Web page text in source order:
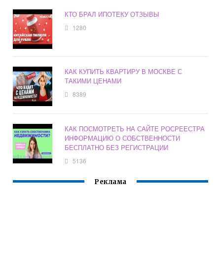
КТО БРАЛ ИПОТЕКУ ОТЗЫВЫ
1280
КАК КУПИТЬ КВАРТИРУ В МОСКВЕ С
ТАКИМИ ЦЕНАМИ
8389
КАК ПОСМОТРЕТЬ НА САЙТЕ РОСРЕЕСТРА
ИНФОРМАЦИЮ О СОБСТВЕННОСТИ
БЕСПЛАТНО БЕЗ РЕГИСТРАЦИИ
5136
Реклама